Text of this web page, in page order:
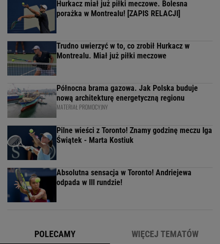
Hurkacz miał już piłki meczowe. Bolesna
porażka w Montrealu! [ZAPIS RELACJI]
Trudno uwierzyć w to, co zrobił Hurkacz w
Montrealu. Miał już piłki meczowe
Północna brama gazowa. Jak Polska buduje
nową architekturę energetyczną regionu
MATERIAŁ PROMOCYJNY
Pilne wieści z Toronto! Znamy godzinę meczu Iga
Świątek - Marta Kostiuk
Absolutna sensacja w Toronto! Andriejewa
odpada w III rundzie!
POLECAMY WIĘCEJ TEMATÓW